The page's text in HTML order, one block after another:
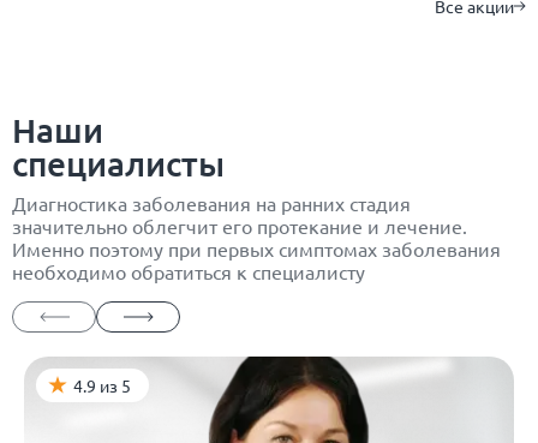
Все акции
Наши
специалисты
Диагностика заболевания на ранних стадия
значительно облегчит его протекание и лечение.
Именно поэтому при первых симптомах заболевания
необходимо обратиться к специалисту
4.9 из 5